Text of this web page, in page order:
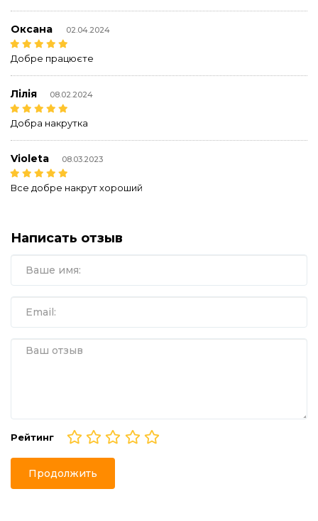
Оксана 02.04.2024
Добре працюєте
Лілія 08.02.2024
Добра накрутка
Violeta 08.03.2023
Все добре накрут хороший
Написать отзыв
Рейтинг
Продолжить